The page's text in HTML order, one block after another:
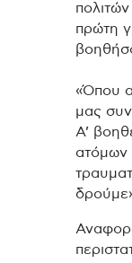
πολιτών
πρώτη
«Όπου
μας
Α’
ατόμων